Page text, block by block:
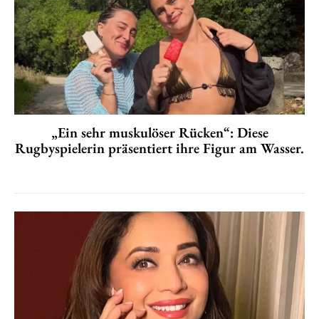
„Ein sehr muskulöser Rücken“: Diese
Rugbyspielerin präsentiert ihre Figur am Wasser.